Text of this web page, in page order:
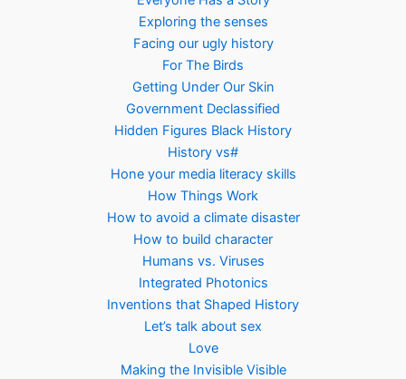
Exploring the senses
Facing our ugly history
For The Birds
Getting Under Our Skin
Government Declassified
Hidden Figures Black History
History vs#
Hone your media literacy skills
How Things Work
How to avoid a climate disaster
How to build character
Humans vs. Viruses
Integrated Photonics
Inventions that Shaped History
Let’s talk about sex
Love
Making the Invisible Visible